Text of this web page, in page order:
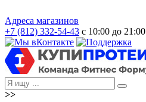
Адреса магазинов
+7 (812) 332-54-43 с 10:00 до 21:00
>>